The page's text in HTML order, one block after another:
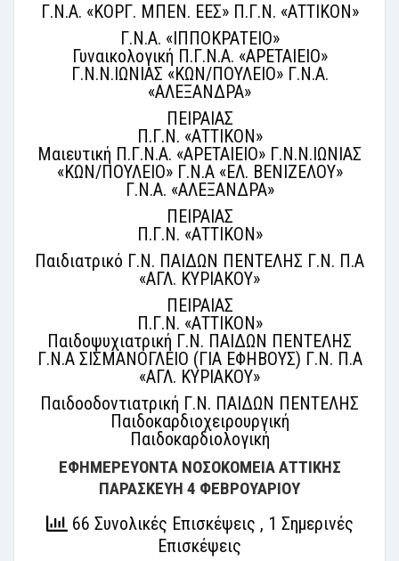
Γ.Ν.Α. «ΚΟΡΓ. ΜΠΕΝ. ΕΕΣ» Π.Γ.Ν. «ΑΤΤΙΚΟΝ»
Γ.Ν.Α. «ΙΠΠΟΚΡΑΤΕΙΟ»
Γυναικολογική Π.Γ.Ν.Α. «ΑΡΕΤΑΙΕΙΟ»
Γ.Ν.Ν.ΙΩΝΙΑΣ «ΚΩΝ/ΠΟΥΛΕΙΟ» Γ.Ν.Α.
«ΑΛΕΞΑΝΔΡΑ»
ΠΕΙΡΑΙΑΣ
Π.Γ.Ν. «ΑΤΤΙΚΟΝ»
Μαιευτική Π.Γ.Ν.Α. «ΑΡΕΤΑΙΕΙΟ» Γ.Ν.Ν.ΙΩΝΙΑΣ
«ΚΩΝ/ΠΟΥΛΕΙΟ» Γ.Ν.Α «ΕΛ. ΒΕΝΙΖΕΛΟΥ»
Γ.Ν.Α. «ΑΛΕΞΑΝΔΡΑ»
ΠΕΙΡΑΙΑΣ
Π.Γ.Ν. «ΑΤΤΙΚΟΝ»
Παιδιατρικό Γ.Ν. ΠΑΙΔΩΝ ΠΕΝΤΕΛΗΣ Γ.Ν. Π.A
«ΑΓΛ. ΚΥΡΙΑΚΟΥ»
ΠΕΙΡΑΙΑΣ
Π.Γ.Ν. «ΑΤΤΙΚΟΝ»
Παιδοψυχιατρική Γ.Ν. ΠΑΙΔΩΝ ΠΕΝΤΕΛΗΣ
Γ.Ν.Α ΣΙΣΜΑΝΟΓΛΕΙΟ (ΓΙΑ ΕΦΗΒΟΥΣ) Γ.Ν. Π.A
«ΑΓΛ. ΚΥΡΙΑΚΟΥ»
Παιδοοδοντιατρική Γ.Ν. ΠΑΙΔΩΝ ΠΕΝΤΕΛΗΣ
Παιδοκαρδιοχειρουργική
Παιδοκαρδιολογική
ΕΦΗΜΕΡΕΥΟΝΤΑ ΝΟΣΟΚΟΜΕΙΑ ΑΤΤΙΚΗΣ
ΠΑΡΑΣΚΕΥΗ 4 ΦΕΒΡΟΥΑΡΙΟΥ
66 Συνολικές Επισκέψεις , 1 Σημερινές
Επισκέψεις